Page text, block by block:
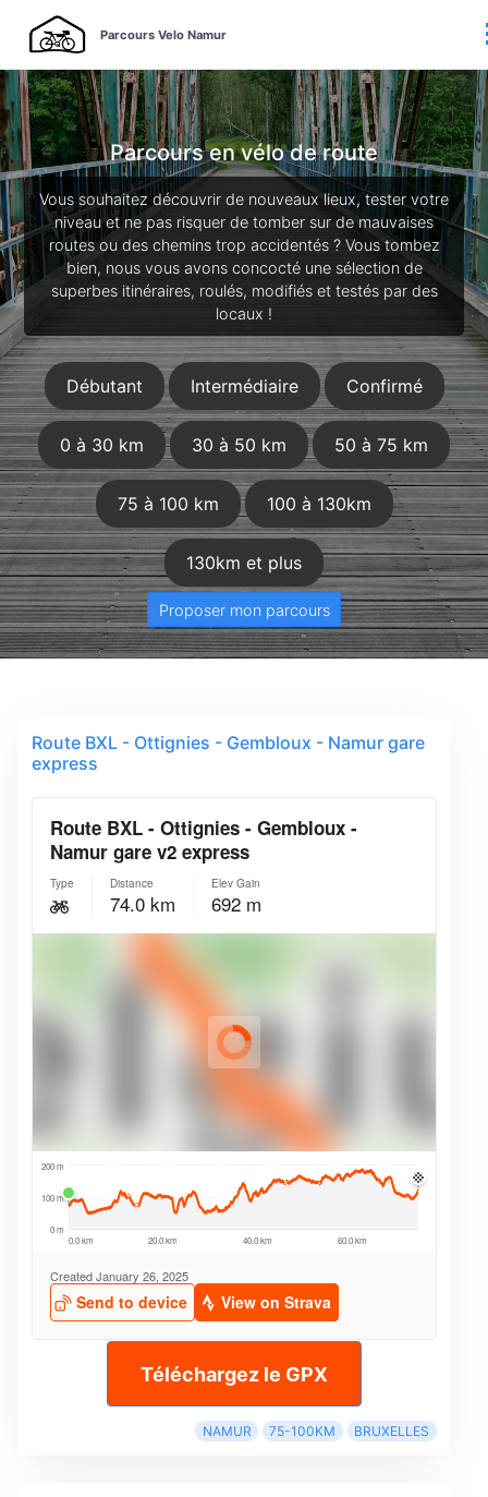
Parcours Velo Namur
Parcours en vélo de route
Vous souhaitez découvrir de nouveaux lieux, tester votre
niveau et ne pas risquer de tomber sur de mauvaises
routes ou des chemins trop accidentés ? Vous tombez
bien, nous vous avons concocté une sélection de
superbes itinéraires, roulés, modifiés et testés par des
locaux !
Débutant Intermédiaire Confirmé
0 à 30 km 30 à 50 km 50 à 75 km
75 à 100 km 100 à 130km
130km et plus
Proposer mon parcours
Route BXL - Ottignies - Gembloux - Namur gare
express
Téléchargez le GPX
NAMUR 75-100KM BRUXELLES